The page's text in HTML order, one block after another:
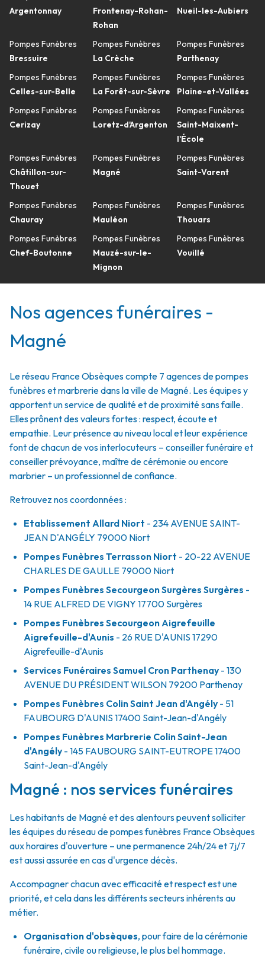
Argentonnay
Pompes Funèbres
Bressuire
Pompes Funèbres
Celles-sur-Belle
Pompes Funèbres
Cerizay
Pompes Funèbres
Châtillon-sur-
Thouet
Pompes Funèbres
Chauray
Pompes Funèbres
Chef-Boutonne
Frontenay-Rohan-
Rohan
Pompes Funèbres
La Crèche
Pompes Funèbres
La Forêt-sur-Sèvre
Pompes Funèbres
Loretz-d'Argenton
Pompes Funèbres
Magné
Pompes Funèbres
Mauléon
Pompes Funèbres
Mauzé-sur-le-
Mignon
Nueil-les-Aubiers
Pompes Funèbres
Parthenay
Pompes Funèbres
Plaine-et-Vallées
Pompes Funèbres
Saint-Maixent-
l'École
Pompes Funèbres
Saint-Varent
Pompes Funèbres
Thouars
Pompes Funèbres
Vouillé
Nos agences funéraires -
Magné
Le réseau France Obsèques compte 7 agences de pompes
funèbres et marbrerie dans la ville de Magné. Les équipes y
apportent un service de qualité et de proximité sans faille.
Elles prônent des valeurs fortes : respect, écoute et
empathie. Leur présence au niveau local et leur expérience
font de chacun de vos interlocuteurs – conseiller funéraire et
conseiller prévoyance, maître de cérémonie ou encore
marbrier – un professionnel de confiance.
Retrouvez nos coordonnées :
Etablissement Allard Niort - 234 AVENUE SAINT-
JEAN D'ANGÉLY 79000 Niort
Pompes Funèbres Terrasson Niort - 20-22 AVENUE
CHARLES DE GAULLE 79000 Niort
Pompes Funèbres Secourgeon Surgères Surgères -
14 RUE ALFRED DE VIGNY 17700 Surgères
Pompes Funèbres Secourgeon Aigrefeuille
Aigrefeuille-d'Aunis - 26 RUE D'AUNIS 17290
Aigrefeuille-d'Aunis
Services Funéraires Samuel Cron Parthenay - 130
AVENUE DU PRÉSIDENT WILSON 79200 Parthenay
Pompes Funèbres Colin Saint Jean d'Angély - 51
FAUBOURG D'AUNIS 17400 Saint-Jean-d'Angély
Pompes Funèbres Marbrerie Colin Saint-Jean
d'Angély - 145 FAUBOURG SAINT-EUTROPE17400
Saint-Jean-d'Angély
Magné : nos services funéraires
Les habitants de Magné et des alentours peuvent solliciter
les équipes du réseau de pompes funèbres France Obsèques
aux horaires d'ouverture – une permanence 24h/24 et 7j/7
est aussi assurée en cas d'urgence décès.
Accompagner chacun avec efficacité et respect est une
priorité, et cela dans les différents secteurs inhérents au
métier.
Organisation d'obsèques, pour faire de la cérémonie
funéraire, civile ou religieuse, le plus bel hommage.